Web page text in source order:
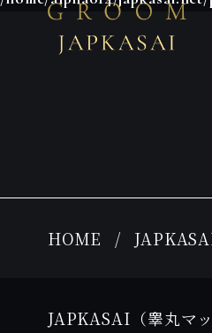
HOME
JAPKASAI（睾丸マッ